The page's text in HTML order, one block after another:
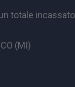
totale
(MI)